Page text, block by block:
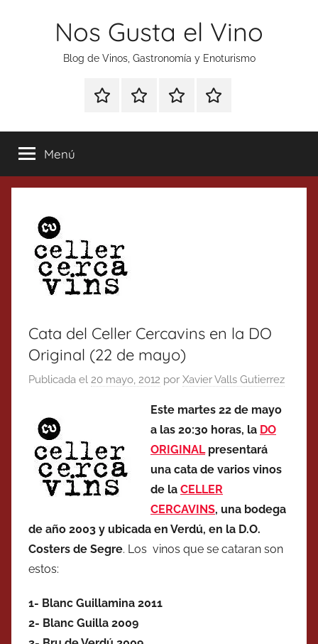
Nos Gusta el Vino
Blog de Vinos, Gastronomía y Enoturismo
Especial
Tonics
Enoturismo
Gastronomía
RankingContacto
Menú
Cata del Celler Cercavins en la DO
Original (22 de mayo)
Publicada el 20 mayo, 2012 por Xavier Valls Gutierrez
Este martes 22 de mayo
a las 20:30 horas, la DO
ORIGINALpresentará
una cata de varios vinos
de la CELLER
CERCAVINS, una bodega
de año 2003 y ubicada en Verdú, en la D.O.
Costers de Segre. Los vinos que se cataran son
estos:
1- Blanc Guillamina 2011
2- Blanc Guilla 2009